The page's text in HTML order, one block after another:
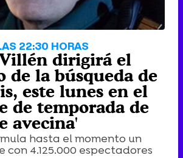
Tráiler de la tercera temporada de 'The Walking Dead: Dead City' de AMC+
22:30 HORAS
dirigirá el
de la búsqueda de
este lunes en el
de temporada de
avecina'
hasta el momento un
con 4.125.000 espectadores